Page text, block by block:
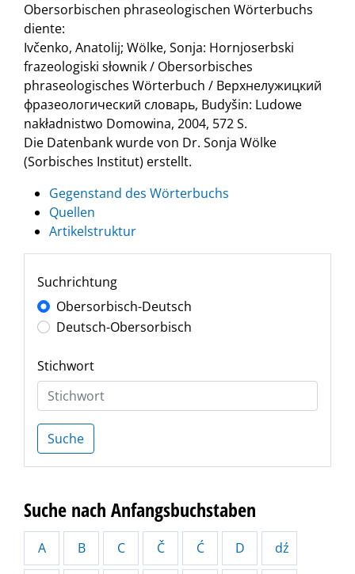
Obersorbischen phraseologischen Wörterbuchs
diente:
Ivčenko, Anatolij; Wölke, Sonja: Hornjoserbski
frazeologiski słownik / Obersorbisches
phraseologisches Wörterbuch / Верхнелужицкий
фразеологический словарь, Budyšin: Ludowe
nakładnistwo Domowina, 2004, 572 S.
Die Datenbank wurde von Dr. Sonja Wölke
(Sorbisches Institut) erstellt.
Gegenstand des Wörterbuchs
Quellen
Artikelstruktur
Suchrichtung
Obersorbisch-Deutsch
Deutsch-Obersorbisch
Stichwort
Suche
Suche nach Anfangsbuchstaben
A B C Č Ć D dź